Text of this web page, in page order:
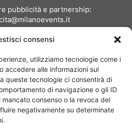
consensi
utilizziamo tecnologie come i
accedere alle informazioni sul
queste tecnologie ci consentirà di
di navigazione o gli ID
consenso o la revoca del
negativamente su determinate
pubblicità e partnership: